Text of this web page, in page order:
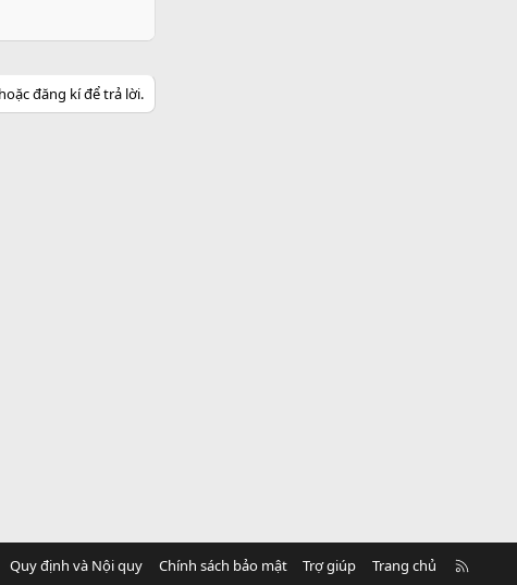
đăng kí để trả lời.
Quy định và Nội quy Chính sách bảo mật Trợ giúp Trang chủ